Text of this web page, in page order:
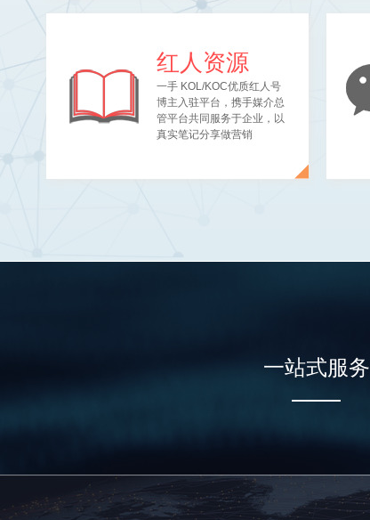
红人资源
一手 KOL/KOC优质红人号
博主入驻平台，携手媒介总
管平台共同服务于企业，以
真实笔记分享做营销
一站式服务